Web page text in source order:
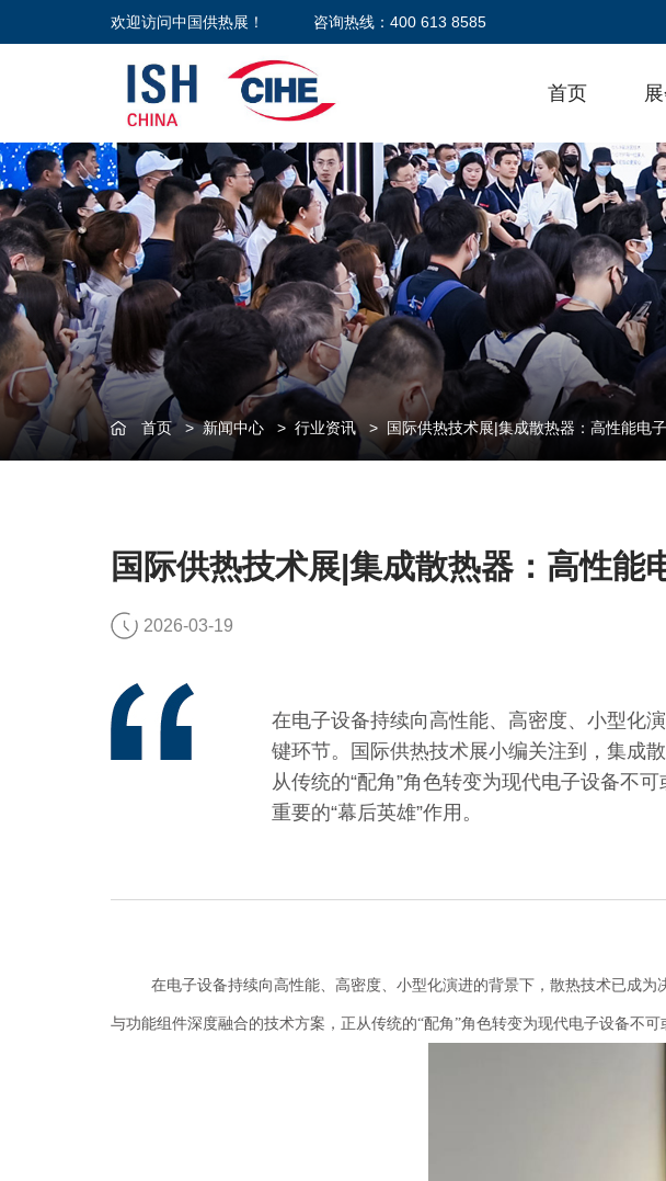
欢迎访问中国供热展！ 咨询热线：400 613 8585
首页
首页>新闻中心> 行业资讯> 国际供热技术展|集成散热器：高性能电
国际供热技术展|集成散热器：高性能
2026-03-19
在电子设备持续向高性能、高密度、小型化
键环节。国际供热技术展小编关注到，集成
从传统的“配角”角色转变为现代电子设备不
重要的“幕后英雄”作用。
在电子设备持续向高性能、高密度、小型化演进的背景下，散热技术已成为
与功能组件深度融合的技术方案，正从传统的“配角”角色转变为现代电子设备不